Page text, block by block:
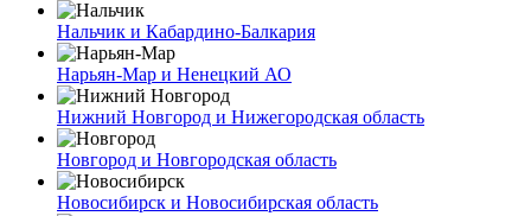
Нальчик и Кабардино-Балкария
Нарьян-Мар и Ненецкий АО
Нижний Новгород и Нижегородская область
Новгород и Новгородская область
Новосибирск и Новосибирская область